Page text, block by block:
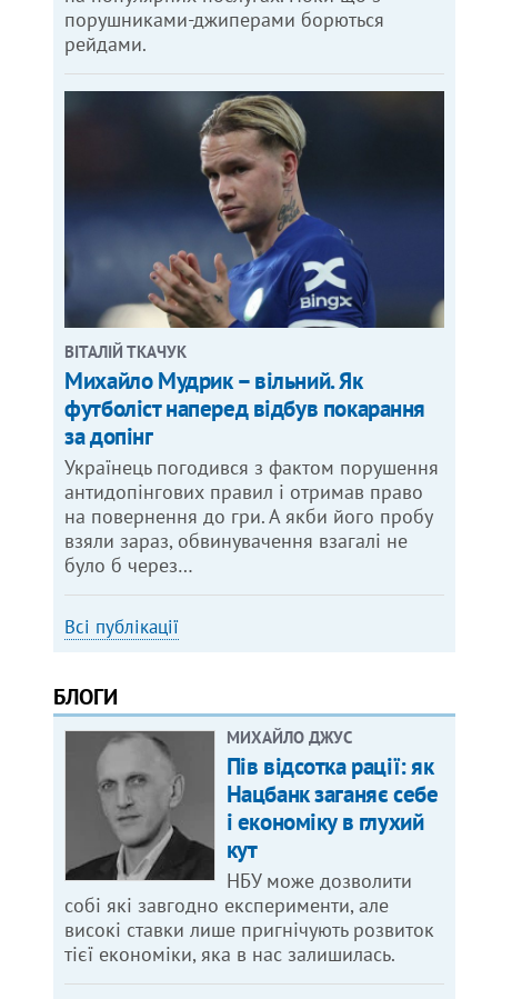
порушниками-джиперами борються
рейдами.
ВІТАЛІЙ ТКАЧУК
Михайло Мудрик – вільний. Як
футболіст наперед відбув покарання
за допінг
Українець погодився з фактом порушення
антидопінгових правил і отримав право
на повернення до гри. А якби його пробу
взяли зараз, обвинувачення взагалі не
було б через…
Всі публікації
БЛОГИ
МИХАЙЛО ДЖУС
Пів відсотка рації: як
Нацбанк заганяє себе
і економіку в глухий
кут
НБУ може дозволити
собі які завгодно експерименти, але
високі ставки лише пригнічують розвиток
тієї економіки, яка в нас залишилась.